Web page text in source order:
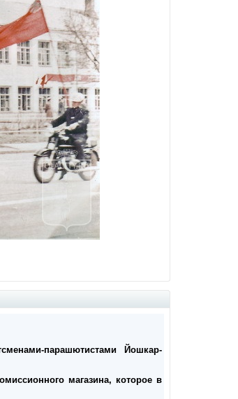
парашютистами Йошкар-
магазина, которое в